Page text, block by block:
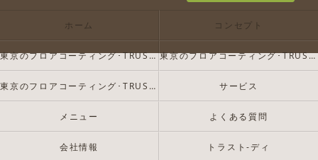
ホーム コンセプト
東京のフロアコーティング･TRUST-Dの口コミ情報 東京のフロアコーティング･TRUST-Dの評判
東京のフロアコーティング･TRUST-Dのお客様の声 サービス
メニュー よくある質問
会社情報 トラスト-ディ